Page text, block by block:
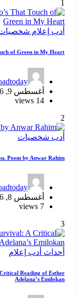
1
أدب إعلام
of Green in My Heart
أغسطس 9, 2026
14 views
2
أدب شخصيات
Poem by Anwar Rahim
أغسطس 8, 2026
7 views
3
أحداث أدب إعلام
Reading of Esther
Adelana’s Emilokan